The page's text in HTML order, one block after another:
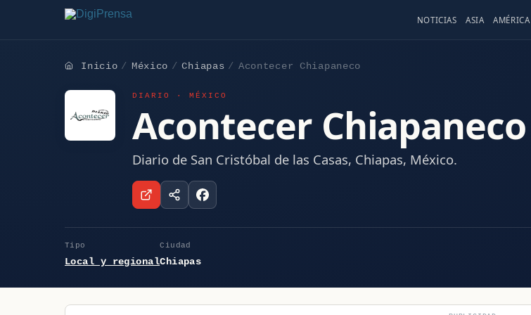
NOTICIAS ASIA AMÉRICA
Inicio México Chiapas Acontecer Chiapaneco
DIARIO · MÉXICO
Acontecer Chiapaneco
Diario de San Cristóbal de las Casas, Chiapas, México.
Tipo
Local y regional
Ciudad
Chiapas